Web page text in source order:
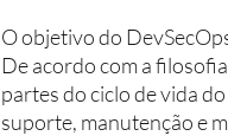
O objetivo do
De acordo com a
partes do ciclo de vida
suporte, manutenção e